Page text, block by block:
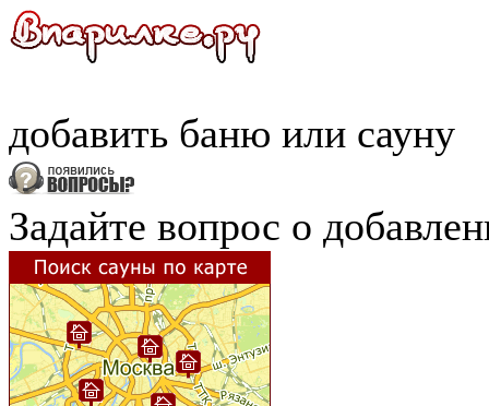
добавить баню или сауну
Задайте вопрос о